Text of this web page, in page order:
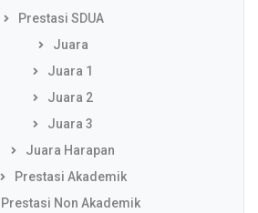
Prestasi SDUA
Juara
Juara 1
Juara 2
Juara 3
Juara Harapan
Prestasi Akademik
Prestasi Non Akademik